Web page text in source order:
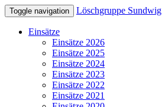
Toggle navigation Löschgruppe Sundwig
Einsätze
Einsätze 2026
Einsätze 2025
Einsätze 2024
Einsätze 2023
Einsätze 2022
Einsätze 2021